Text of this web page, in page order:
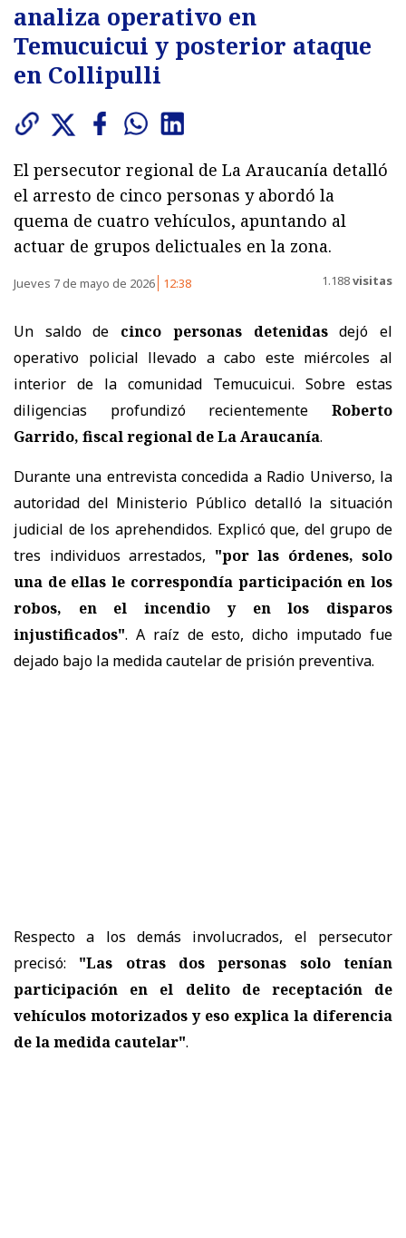
analiza operativo en
Temucuicui y posterior ataque
en Collipulli
El persecutor regional de La Araucanía detalló
el arresto de cinco personas y abordó la
quema de cuatro vehículos, apuntando al
actuar de grupos delictuales en la zona.
Jueves 7 de mayo de 2026 12:38 1.188visitas
Un saldo de cinco personas detenidasdejó el
operativo policial llevado a cabo este miércoles al
interior de la comunidad Temucuicui. Sobre estas
diligencias profundizó recientemente Roberto
Garrido, fiscal regional de La Araucanía.
Durante una entrevista concedida a Radio Universo, la
autoridad del Ministerio Público detalló la situación
judicial de los aprehendidos. Explicó que, del grupo de
tres individuos arrestados, "por las órdenes, solo
una de ellas le correspondía participación en los
robos, en el incendio y en los disparos
injustificados". A raíz de esto, dicho imputado fue
dejado bajo la medida cautelar de prisión preventiva.
Respecto a los demás involucrados, el persecutor
precisó: "Las otras dos personas solo tenían
participación en el delito de receptación de
vehículos motorizados y eso explica la diferencia
de la medida cautelar".